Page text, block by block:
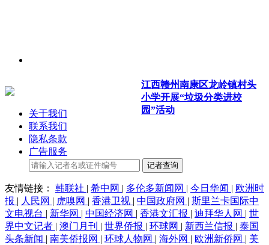
江西赣州南康区龙岭镇村头
小学开展“垃圾分类进校
园”活动
关于我们
联系我们
隐私条款
广告服务
记者查询
友情链接： 韩联社 | 希中网 | 多伦多新闻网 | 今日华闻 | 欧洲时
报 | 人民网 | 虎嗅网 | 香港卫视 | 中国政府网 | 斯里兰卡国际中
文电视台 | 新华网 | 中国经济网 | 香港文汇报 | 迪拜华人网 | 世
界中文记者 | 澳门月刊 | 世界侨报 | 环球网 | 新西兰信报 | 泰国
头条新闻 | 南美侨报网 | 环球人物网 | 海外网 | 欧洲新侨网 | 美